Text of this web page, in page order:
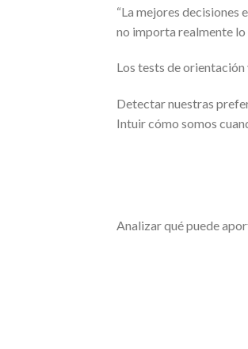
“La mejores decisiones
no importa realmente lo
Los tests de
Detectar nuestras
Intuir cómo somos
Analizar qué puede